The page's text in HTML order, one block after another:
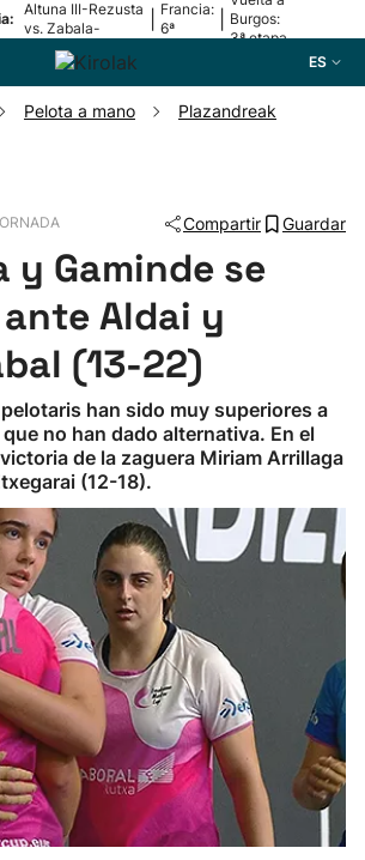
Altuna III-Rezusta
vs. Zabala-
Zabaleta
Francia:
6ª
Burgos:
3ª etapa
ES
Pelota a mano Plazandreak
Compartir Guardar
y Gaminde se
Aldai y
(13-22)
han sido muy superiores a
no han dado alternativa. En el
de la zaguera Miriam Arrillaga
(12-18).